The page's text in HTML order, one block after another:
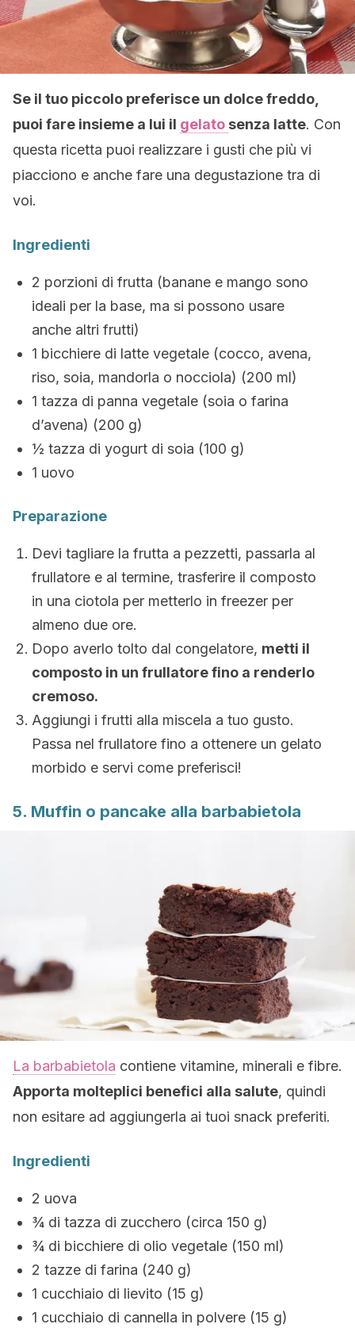
Se il tuo piccolo preferisce un dolce freddo,
puoi fare insieme a lui il gelato senza latte. Con
questa ricetta puoi realizzare i gusti che più vi
piacciono e anche fare una degustazione tra di
voi.
Ingredienti
2 porzioni di frutta (banane e mango sono
ideali per la base, ma si possono usare
anche altri frutti)
1 bicchiere di latte vegetale (cocco, avena,
riso, soia, mandorla o nocciola) (200 ml)
1 tazza di panna vegetale (soia o farina
d’avena) (200 g)
½ tazza di yogurt di soia (100 g)
1 uovo
Preparazione
Devi tagliare la frutta a pezzetti, passarla al
frullatore e al termine, trasferire il composto
in una ciotola per metterlo in freezer per
almeno due ore.
Dopo averlo tolto dal congelatore, metti il
composto in un frullatore fino a renderlo
cremoso.
Aggiungi i frutti alla miscela a tuo gusto.
Passa nel frullatore fino a ottenere un gelato
morbido e servi come preferisci!
5. Muffin o pancake alla barbabietola
La barbabietola contiene vitamine, minerali e fibre.
Apporta molteplici benefici alla salute, quindi
non esitare ad aggiungerla ai tuoi snack preferiti.
Ingredienti
2 uova
¾ di tazza di zucchero (circa 150 g)
¾ di bicchiere di olio vegetale (150 ml)
2 tazze di farina (240 g)
1 cucchiaio di lievito (15 g)
1 cucchiaio di cannella in polvere (15 g)